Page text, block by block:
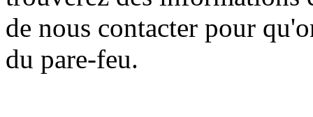
de nous contacter pour
du pare-feu.